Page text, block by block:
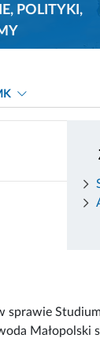
POLITYKI,
sprawie
Małopolski